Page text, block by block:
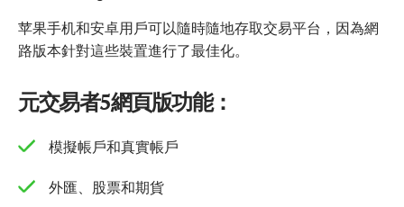
苹果手机和安卓用戶可以隨時隨地存取交易平台，因為網
路版本針對這些裝置進行了最佳化。
元交易者5網頁版功能：
模擬帳戶和真實帳戶
外匯、股票和期貨